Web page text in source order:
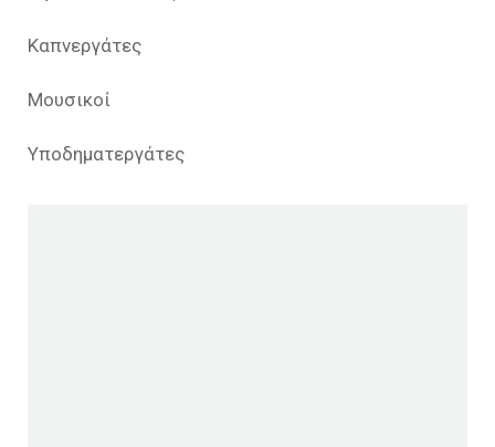
Καπνεργάτες
Μουσικοί
Υποδηματεργάτες